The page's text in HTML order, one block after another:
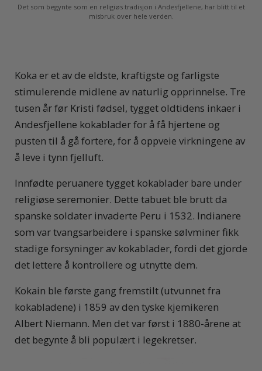
Det som begynte som en religiøs tradisjon i Andesfjellene, har blitt til et
misbruk over hele verden.
Koka er et av de eldste, kraftigste og farligste
stimulerende midlene av naturlig opprinnelse. Tre
tusen år før Kristi fødsel, tygget oldtidens inkaer i
Andesfjellene kokablader for å få hjertene og
pusten til å gå fortere, for å oppveie virkningene av
å leve i tynn fjelluft.
Innfødte peruanere tygget kokablader bare under
religiøse seremonier. Dette tabuet ble brutt da
spanske soldater invaderte Peru i 1532. Indianere
som var tvangsarbeidere i spanske sølvminer fikk
stadige forsyninger av kokablader, fordi det gjorde
det lettere å kontrollere og utnytte dem.
Kokain ble første gang fremstilt (utvunnet fra
kokabladene) i 1859 av den tyske kjemikeren
Albert Niemann. Men det var først i 1880-årene at
det begynte å bli populært i legekretser.